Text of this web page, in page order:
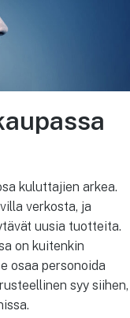
kuluttajien arkea.
verkosta, ja
uusia tuotteita.
on kuitenkin
osaa personoida
syy siihen,